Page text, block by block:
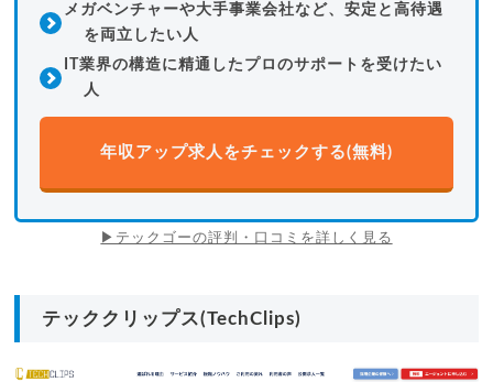
メガベンチャーや大手事業会社など、安定と高待遇
を両立したい人
IT業界の構造に精通したプロのサポートを受けたい
人
年収アップ求人をチェックする(無料)
▶テックゴーの評判・口コミを詳しく見る
テッククリップス(TechClips)